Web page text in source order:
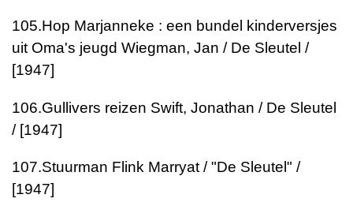
105.Hop Marjanneke : een bundel kinderversjes
uit Oma's jeugd Wiegman, Jan / De Sleutel /
[1947]
106.Gullivers reizen Swift, Jonathan / De Sleutel
/ [1947]
107.Stuurman Flink Marryat / "De Sleutel" /
[1947]